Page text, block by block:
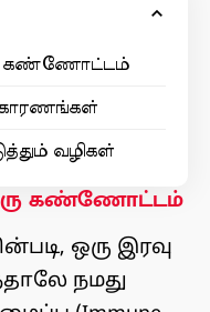
கண்ணோட்டம்
காரணங்கள்
வழிகள்
கண்ணோட்டம்
ஒரு இரவு
நமது